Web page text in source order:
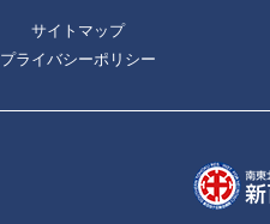
サイトマップ
プライバシーポリシー